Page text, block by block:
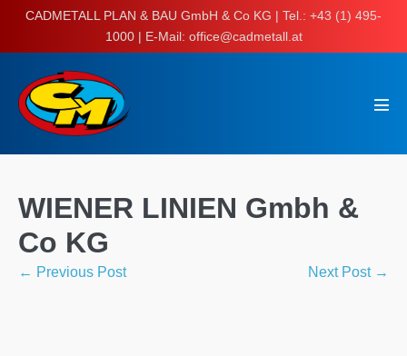
SkipCADMETALL PLAN & BAU GmbH & Co KG | Tel.: +43 (1) 495-
1000 | E-Mail: office@cadmetall.at
WIENER LINIEN Gmbh &
Co KG
Post
← Previous Post Next Post →